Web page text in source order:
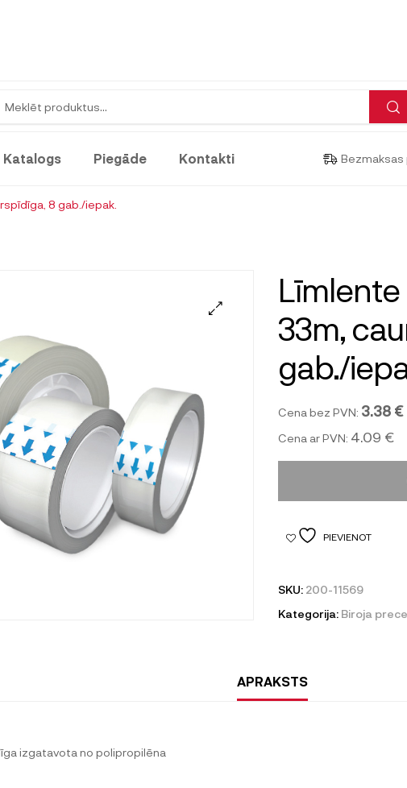
Katalogs Piegāde Kontakti
8 gab./iepak.
Līmlente
33m,
gab./
Cena bez PVN: 3.38 €
Cena ar PVN: 4.09 €
PIEVIENOT
SKU: 200-11569
Kategorija: Biroja
APRAKSTS
izgatavota no polipropilēna